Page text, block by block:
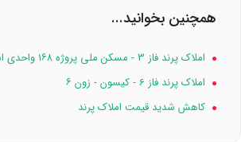
همچنین بخوانید...
املاک پرند فاز 3 - مسکن ملی پروژه ۱۶۸ واحدی امام حسن
املاک پرند فاز 6 - کیسون - زون ۶
کاهش شدید قیمت املاک پرند